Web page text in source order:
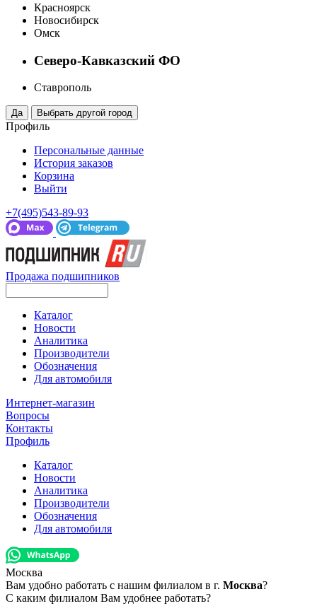
Красноярск
Новосибирск
Омск
Северо-Кавказский ФО
Ставрополь
Профиль
Персональные данные
История заказов
Корзина
Выйти
+7(495)543-89-93
Продажа подшипников
Каталог
Новости
Аналитика
Производители
Обозначения
Для автомобиля
Интернет-магазин
Вопросы
Контакты
Профиль
Каталог
Новости
Аналитика
Производители
Обозначения
Для автомобиля
Москва
Вам удобно работать с нашим филиалом в г. Москва?
С каким филиалом Вам удобнее работать?